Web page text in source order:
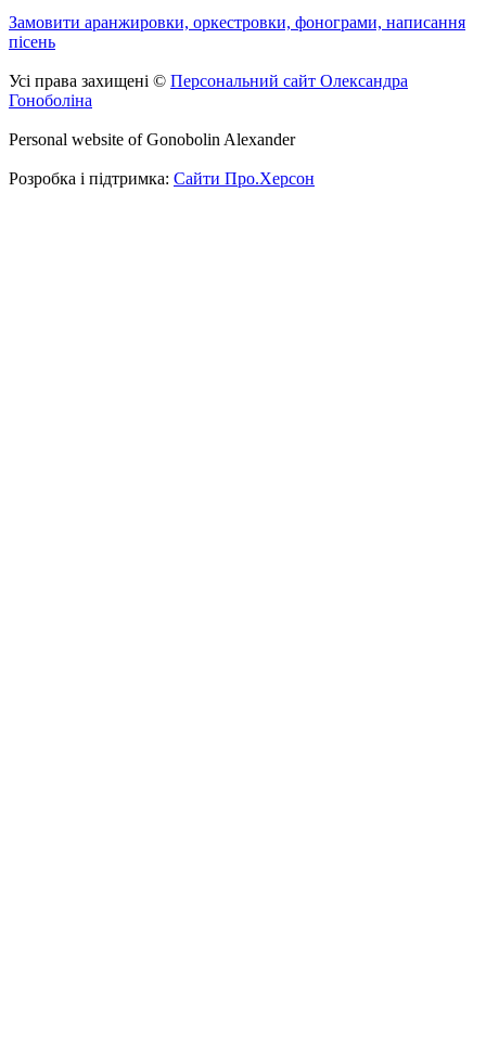
Замовити аранжировки, оркестровки, фонограми, написання
пісень
Усі права захищені © Персональний сайт Олександра
Гоноболіна
Personal website of Gonobolin Alexander
Розробка і підтримка: Сайти Про.Херсон